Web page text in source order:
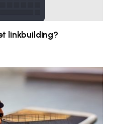
linkbuilding?